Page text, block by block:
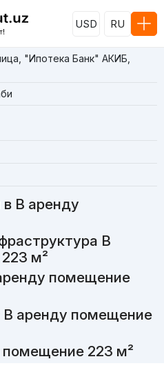
USD RU
"Ипотека Банк" АКИБ,
В аренду
В
м²
помещение
В аренду помещение
223 м²